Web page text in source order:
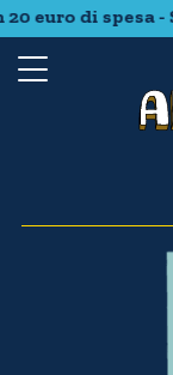
di spesa -